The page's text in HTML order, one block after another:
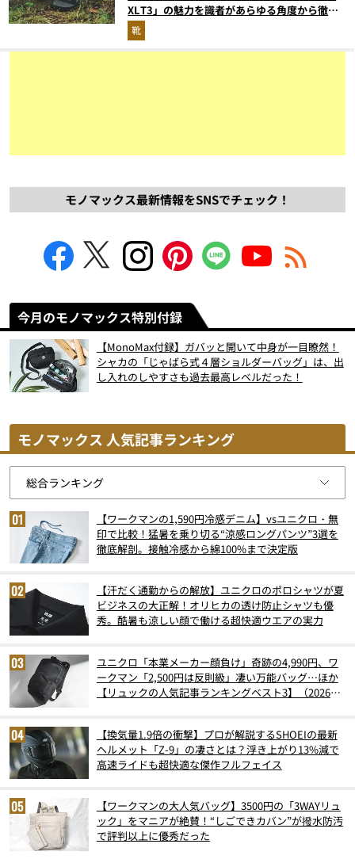
XLT3」の魅力を識者があらゆる角度から徹底
解説！
靴
モノマックス最新情報をSNSでチェック！
今月のモノマックス特別付録
【MonoMax付録】ガバッと開いて中身が一目瞭然！
シャカの「じゃばら式４層ショルダーバッグ」は、出
し入れのしやすさも過去最高レベルだった！
モノマックス 人気記事ランキング
【ワークマンの1,590円冷感デニム】vsユニクロ・無
印で比較！猛暑を乗り切る“涼感ロングパンツ”3選を
徹底解剖。接触冷感から綿100%まで決定版
【汗だく通勤からの解放】ユニクロのポロシャツが夏
ビジネスの大正解！オリヒカの透け防止シャツも優
秀。酷暑も涼しい顔で働ける超快適ウエアの実力
ユニクロ「本業メーカー顔負け」奇跡の4,990円、ワ
ークマン「2,500円は反則級」凄い万能バッグ…ほか
【リュックの人気記事ランキングベスト3】（2026年
【換気量1.9倍の衝撃】プロが解説するSHOEIの最新
ヘルメット「Z-9」の凄さとは？浮き上がり13%減で
高速ライドも超快適な傑作フルフェイス
【ワークマンの大人気バッグ】3500円の「3WAYリュ
ック」をマニアが絶賛！“しごできカバン”が撥水防汚
で評判以上に優秀だった